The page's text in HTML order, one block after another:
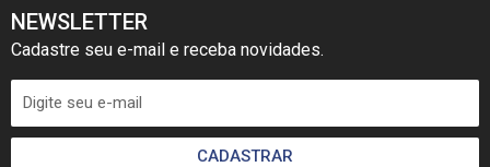
NEWSLETTER
Cadastre seu e-mail e receba novidades.
CADASTRAR